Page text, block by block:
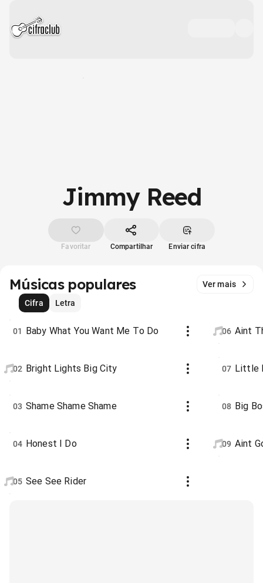
Jimmy Reed
Favoritar Compartilhar Enviar cifra
Músicas populares
Ver mais
Cifra
Letra
01 Baby What You Want Me To Do
02 Bright Lights Big City
03 Shame Shame Shame
04 Honest I Do
05 See See Rider
06 Aint
07 Little
08 Big
09 Aint